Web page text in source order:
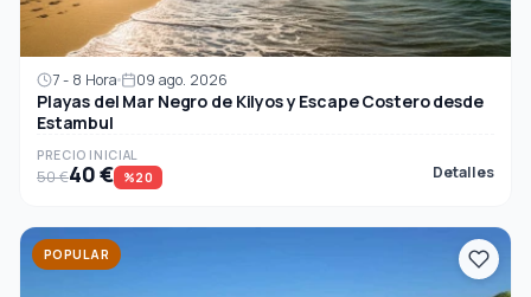
7 - 8 Hora 09 ago. 2026
Playas del Mar Negro de Kilyos y Escape Costero desde
Estambul
PRECIO INICIAL
50 €40 € %20 Detalles
POPULAR